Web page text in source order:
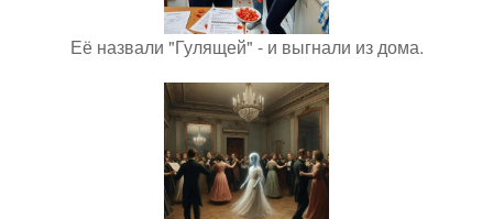
Её назвали "Гулящей" - и выгнали из дома.